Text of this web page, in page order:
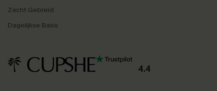
Zacht Gebreid
Dagelijkse Basis
4.4